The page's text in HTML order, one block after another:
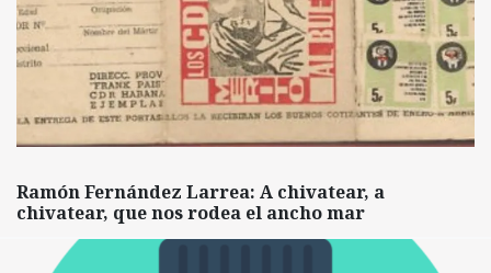
Ramón Fernández Larrea: A chivatear, a
chivatear, que nos rodea el ancho mar